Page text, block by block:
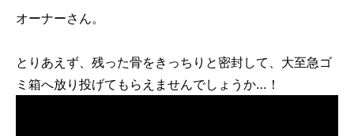
オーナーさん。
とりあえず、残った骨をきっちりと密封して、大至急ゴ
ミ箱へ放り投げてもらえませんでしょうか…！